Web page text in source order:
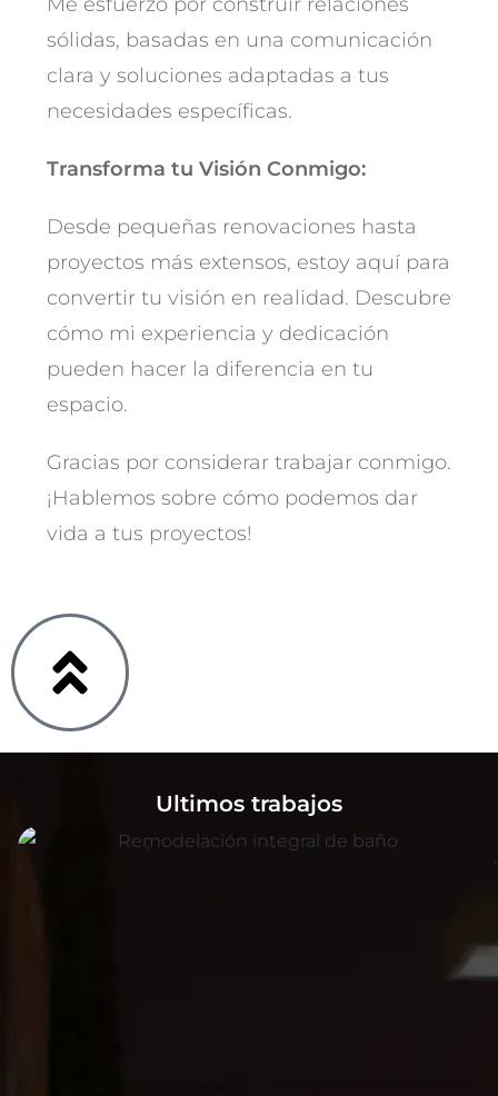
sólidas, basadas en una comunicación
clara y soluciones adaptadas a tus
necesidades específicas.
Transforma tu Visión Conmigo:
Desde pequeñas renovaciones hasta
proyectos más extensos, estoy aquí para
convertir tu visión en realidad. Descubre
cómo mi experiencia y dedicación
pueden hacer la diferencia en tu
espacio.
Gracias por considerar trabajar conmigo.
¡Hablemos sobre cómo podemos dar
vida a tus proyectos!
Ultimos trabajos